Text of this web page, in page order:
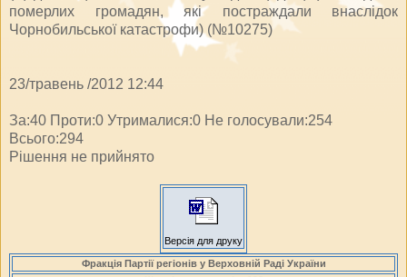
померлих громадян, які постраждали внаслідок
Чорнобильської катастрофи) (№10275)
23/травень /2012 12:44
За:40 Проти:0 Утрималися:0 Не голосували:254
Всього:294
Рішення не прийнято
Версія для друку
Фракція Партії регіонів у Верховній Раді України